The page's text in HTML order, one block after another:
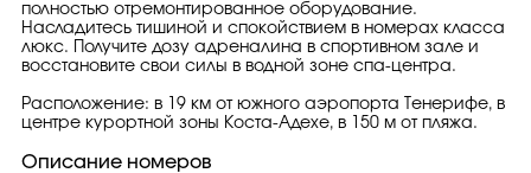
полностью отремонтированное оборудование.
Насладитесь тишиной и спокойствием в номерах класса
люкс. Получите дозу адреналина в спортивном зале и
восстановите свои силы в водной зоне спа-центра.
Расположение: в 19 км от южного аэропорта Тенерифе, в
центре курортной зоны Коста-Адехе, в 150 м от пляжа.
Описание номеров